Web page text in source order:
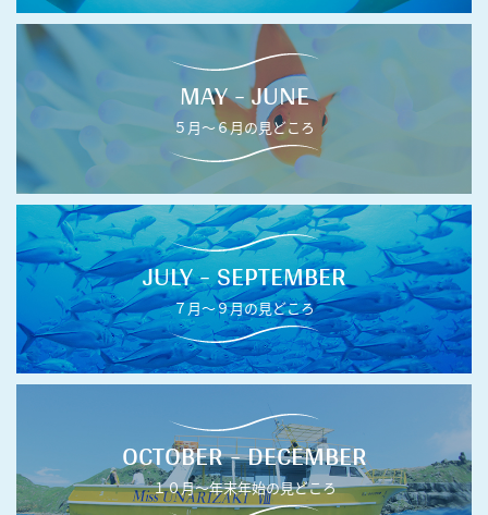
MAY - JUNE
５月〜６月の見どころ
JULY - SEPTEMBER
７月〜９月の見どころ
OCTOBER - DECEMBER
１０月〜年末年始の見どころ